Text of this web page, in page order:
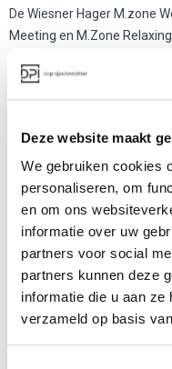
Deze website maakt
We gebruiken cookies
personaliseren, om
en om ons
informatie over uw
partners voor social
partners kunnen deze
informatie die u aan
verzameld op basis
De Wiesner Hager M.zone
Meeting en M.Zone
Meer
Wiesner Hager p.f.s
klaptafel